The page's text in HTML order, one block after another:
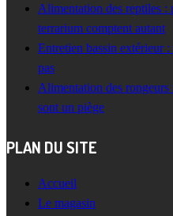
Alimentation des reptiles :
terrarium comptent autant
Entretien bassin extérieur
pas
Alimentation des rongeurs
sont un piège
PLAN DU SITE
Accueil
Le magasin